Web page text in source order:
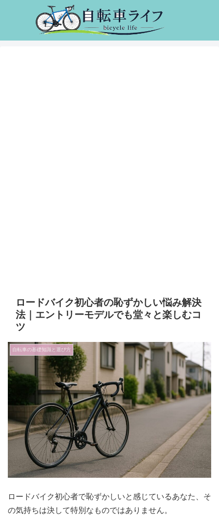
ロードバイク初心者の恥ずかしい悩み解決
法｜エントリーモデルでも堂々と楽しむコ
ツ
自転車の基礎知識と選び方
ロードバイク初心者で恥ずかしいと感じているあなた、そ
の気持ちは決して特別なものではありません。